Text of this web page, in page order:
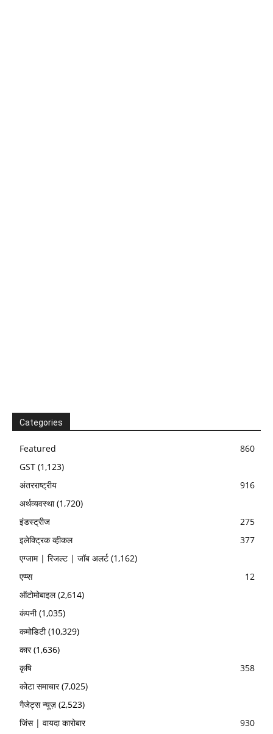
Categories
Featured
860
GST (1,123)
अंतरराष्ट्रीय
916
अर्थव्यवस्था(1,720)
इंडस्ट्रीज
275
इलेक्ट्रिक व्हीकल
377
एग्जाम | रिजल्ट | जॉब अलर्ट (1,162)
एप्प्स
12
ऑटोमोबाइल(2,614)
कंपनी(1,035)
कमोडिटी(10,329)
कार(1,636)
कृषि
358
कोटा समाचार(7,025)
गैजेट्स न्यूज़ (2,523)
जिंस | वायदा कारोबार
930